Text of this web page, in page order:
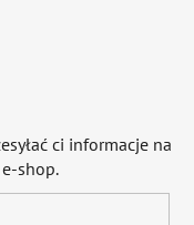
ci informacje na
shop.